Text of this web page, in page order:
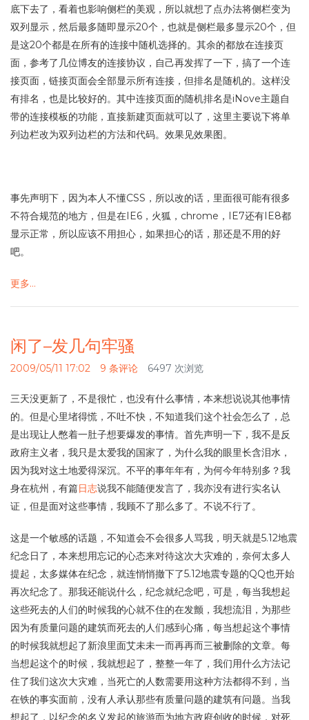
底下去了，看着也影响侧栏的美观，所以就想了点办法将侧栏变为
双列显示，然后最多随即显示20个，也就是侧栏最多显示20个，但
是这20个都是在所有的连接中随机选择的。其余的都放在连接页
面，参考了几位博友的连接协议，自己再发挥了一下，搞了一个连
接页面，链接页面会全部显示所有连接，但排名是随机的。这样没
有排名，也是比较好的。其中连接页面的随机排名是iNove主题自
带的连接模板的功能，直接新建页面就可以了，这里主要说下将单
列边栏改为双列边栏的方法和代码。效果见效果图。
事先声明下，因为本人不懂CSS，所以改的话，里面很可能有很多
不符合规范的地方，但是在IE6，火狐，chrome，IE7还有IE8都
显示正常，所以应该不用担心，如果担心的话，那还是不用的好
吧。
更多…
闲了–发几句牢骚
2009/05/11 17:02 9 条评论 6497 次浏览
三天没更新了，不是很忙，也没有什么事情，本来想说说其他事情
的。但是心里堵得慌，不吐不快，不知道我们这个社会怎么了，总
是出现让人憋着一肚子想要爆发的事情。首先声明一下，我不是反
政府主义者，我只是太爱我的国家了，为什么我的眼里长含泪水，
因为我对这土地爱得深沉。不平的事年年有，为何今年特别多？我
身在杭州，有篇日志说我不能随便发言了，我亦没有进行实名认
证，但是面对这些事情，我顾不了那么多了。不说不行了。
这是一个敏感的话题，不知道会不会很多人骂我，明天就是5.12地震
纪念日了，本来想用忘记的心态来对待这次大灾难的，奈何太多人
提起，太多媒体在纪念，就连悄悄撤下了5.12地震专题的QQ也开始
再次纪念了。那我还能说什么，纪念就纪念吧，可是，每当我想起
这些死去的人们的时候我的心就不住的在发颤，我想流泪，为那些
因为有质量问题的建筑而死去的人们感到心痛，每当想起这个事情
的时候我就想起了新浪里面艾未未一而再再而三被删除的文章。每
当想起这个的时候，我就想起了，整整一年了，我们用什么方法记
住了我们这次大灾难，当死亡的人数需要用这种方法都得不到，当
在铁的事实面前，没有人承认那些有质量问题的建筑有问题。当我
想起了，以纪念的名义发起的旅游而为地方政府创收的时候，对死